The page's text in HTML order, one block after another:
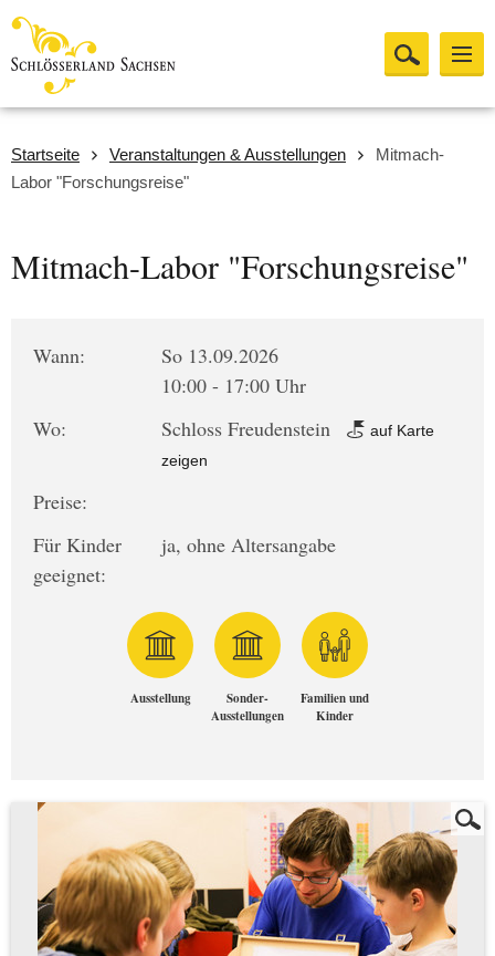
Startseite Veranstaltungen & Ausstellungen
Mitmach-
Labor "Forschungsreise"
Mitmach-Labor "Forschungsreise"
Wann:
So 13.09.2026
10:00 - 17:00 Uhr
Wo:
Schloss Freudenstein
auf Karte
zeigen
Preise:
Für Kinder
geeignet:
ja, ohne Altersangabe
Ausstellung
Sonder-
Ausstellungen
Familien und
Kinder